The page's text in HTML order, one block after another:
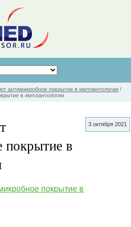
антимикробное покрытие в имплантологии /
в имплантологии
3 октября 2021
покрытие в